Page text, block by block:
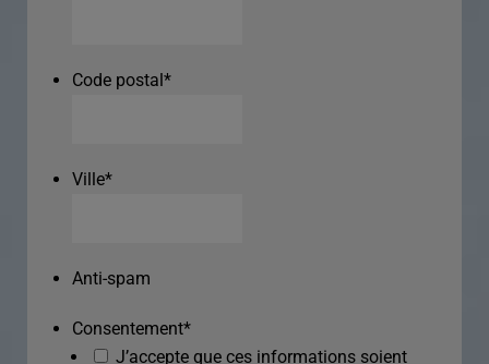
Code postal*
Ville*
Anti-spam
Consentement*
J’accepte que ces informations soient